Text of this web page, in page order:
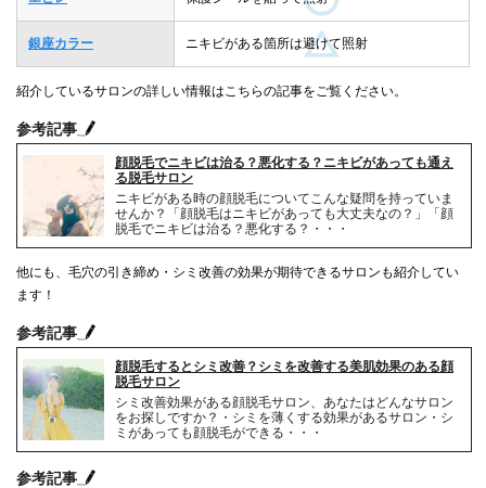
銀座カラー ニキビがある箇所は避けて照射
紹介しているサロンの詳しい情報はこちらの記事をご覧ください。
参考記事
顔脱毛でニキビは治る？悪化する？ニキビがあっても通え
る脱毛サロン
ニキビがある時の顔脱毛についてこんな疑問を持っていま
せんか？「顔脱毛はニキビがあっても大丈夫なの？」「顔
脱毛でニキビは治る？悪化する？・・・
他にも、毛穴の引き締め・シミ改善の効果が期待できるサロンも紹介してい
ます！
参考記事
顔脱毛するとシミ改善？シミを改善する美肌効果のある顔
脱毛サロン
シミ改善効果がある顔脱毛サロン、あなたはどんなサロン
をお探しですか？・シミを薄くする効果があるサロン・シ
ミがあっても顔脱毛ができる・・・
参考記事